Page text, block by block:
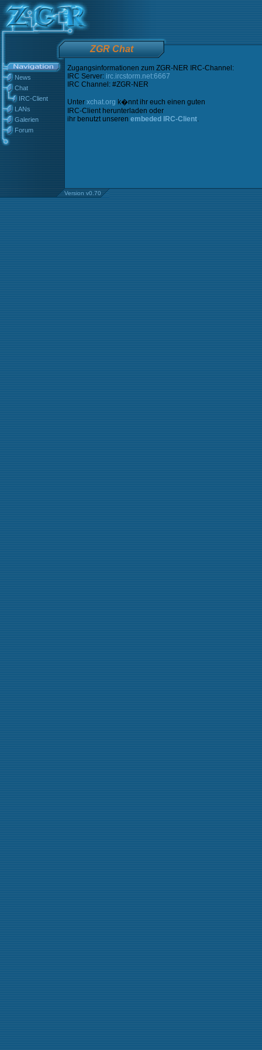
ZGR Chat
News
Chat
IRC-Client
LANs
Galerien
Forum
Zugangsinformationen zum ZGR-NER IRC-Channel:
IRC Server: irc.ircstorm.net:6667
IRC Channel: #ZGR-NER
Unter xchat.org k�nnt ihr euch einen guten
IRC-Client herunterladen oder
ihr benutzt unseren embeded IRC-Client.
Version v0.70